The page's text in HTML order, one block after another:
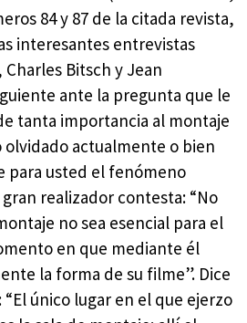
84 y 87 de la citada revista,
interesantes entrevistas
Bitsch y Jean
ante la pregunta que le
tanta importancia al montaje
olvidado actualmente o bien
para usted el fenómeno
realizador contesta: “No
no sea esencial para el
en que mediante él
la forma de su filme”. Dice
único lugar en el que ejerzo